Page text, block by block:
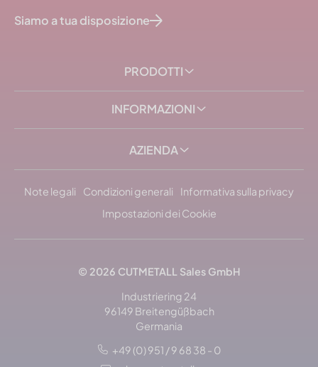
Siamo a tua disposizione
PRODOTTI
INFORMAZIONI
AZIENDA
Note legali Condizioni generali
Informativa sulla privacy
Impostazioni dei Cookie
© 2026 CUTMETALL Sales GmbH
Industriering 24
96149 Breitengüßbach
Germania
+49 (0) 951 / 9 68 38 - 0